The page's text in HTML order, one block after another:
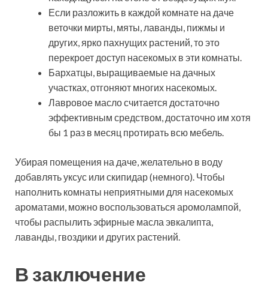
Если разложить в каждой комнате на даче
веточки мирты, мяты, лаванды, пижмы и
других, ярко пахнущих растений, то это
перекроет доступ насекомых в эти комнаты.
Бархатцы, выращиваемые на дачных
участках, отгоняют многих насекомых.
Лавровое масло считается достаточно
эффективным средством, достаточно им хотя
бы 1 раз в месяц протирать всю мебель.
Убирая помещения на даче, желательно в воду
добавлять уксус или скипидар (немного). Чтобы
наполнить комнаты неприятными для насекомых
ароматами, можно воспользоваться аромолампой,
чтобы распылить эфирные масла эвкалипта,
лаванды, гвоздики и других растений.
В заключение